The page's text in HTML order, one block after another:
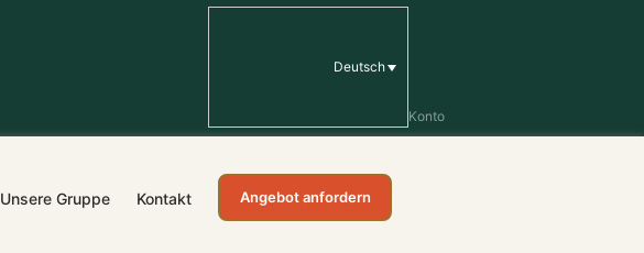
Konto
Deutsch
Unsere Gruppe Kontakt Angebot anfordern